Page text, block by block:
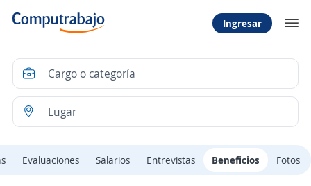
Ingresar
Evaluaciones Salarios Entrevistas Beneficios Fotos